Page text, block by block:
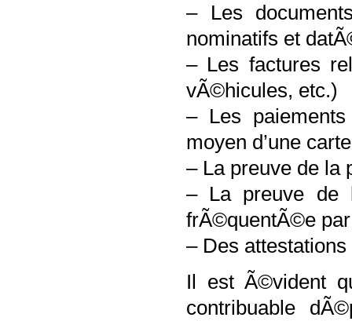
– Les
nominatifs et
– Les factures
vÃ©hicules, etc.)
– Les
moyen d’une
– La preuve de
– La preuve de
frÃ©quentÃ©e par
– Des
Il est Ã©vident
contribuable